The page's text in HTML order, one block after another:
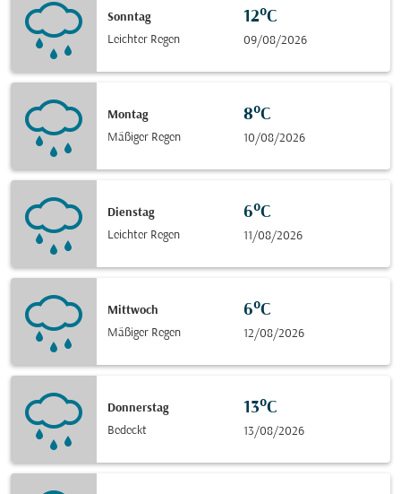
Sonntag
Leichter Regen
12°C
09/08/2026
Montag
Mäßiger Regen
8°C
10/08/2026
Dienstag
Leichter Regen
6°C
11/08/2026
Mittwoch
Mäßiger Regen
6°C
12/08/2026
Donnerstag
Bedeckt
13°C
13/08/2026